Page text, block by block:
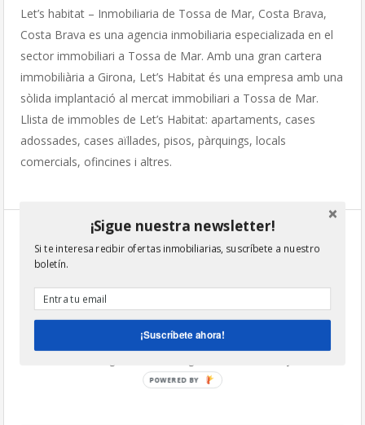
Let’s habitat – Inmobiliaria de Tossa de Mar, Costa Brava,
Costa Brava es una agencia inmobiliaria especializada en el
sector immobiliari a Tossa de Mar. Amb una gran cartera
immobiliària a Girona, Let’s Habitat és una empresa amb una
sòlida implantació al mercat immobiliari a Tossa de Mar.
Llista de immobles de Let’s Habitat: apartaments, cases
adossades, cases aïllades, pisos, pàrquings, locals
comercials, ofincines i altres.
Fes realitat l'habitatge dels
Segur que coneixes la frase "Llar, dolça llar". Fes-la realitat
¡Sigue nuestra newsletter!
Si te interesa recibir ofertas inmobiliarias, suscríbete a nuestro
boletín.
¡Suscríbete ahora!
POWERED BY